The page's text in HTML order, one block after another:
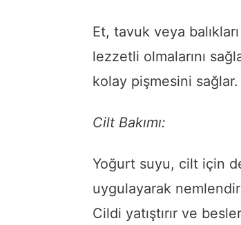
Et, tavuk veya
lezzetli olmalarını
kolay pişmesini sağlar.
Cilt Bakımı:
Yoğurt suyu, cilt için
uygulayarak
Cildi yatıştırır ve